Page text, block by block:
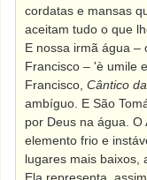
cordatas e mansas
aceitam tudo o que
E nossa irmã água –
Francisco – 'è umile
Francisco,Cântico
ambíguo. E São
por Deus na água.
elemento frio e
lugares mais baixos,